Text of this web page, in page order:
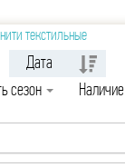
текстильные
Дата
сезон
Наличие